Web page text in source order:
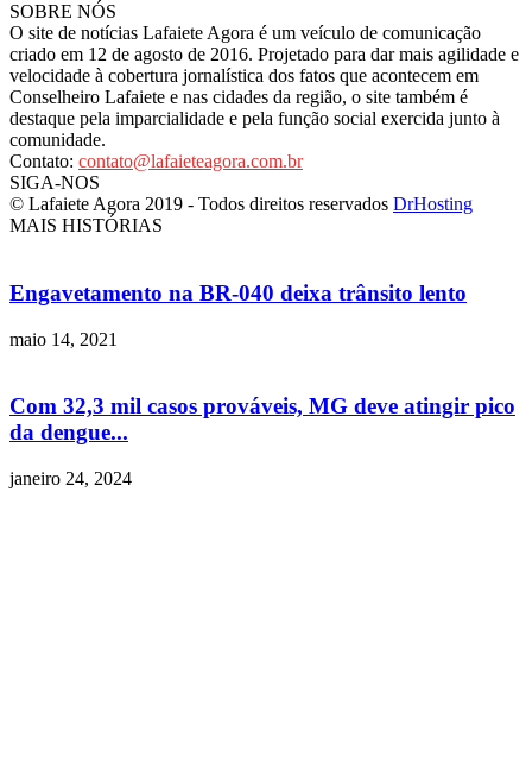
SOBRE NÓS
O site de notícias Lafaiete Agora é um veículo de comunicação
criado em 12 de agosto de 2016. Projetado para dar mais agilidade e
velocidade à cobertura jornalística dos fatos que acontecem em
Conselheiro Lafaiete e nas cidades da região, o site também é
destaque pela imparcialidade e pela função social exercida junto à
comunidade.
Contato: contato@lafaieteagora.com.br
SIGA-NOS
© Lafaiete Agora 2019 - Todos direitos reservados DrHosting
MAIS HISTÓRIAS
Engavetamento na BR-040 deixa trânsito lento
maio 14, 2021
Com 32,3 mil casos prováveis, MG deve atingir pico
da dengue...
janeiro 24, 2024